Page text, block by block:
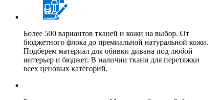
Более 500 вариантов тканей и кожи на выбор. От
бюджетного флока до премиальной натуральной кожи.
Подберем материал для обивки дивана под любой
интерьер и бюджет. В наличии ткани для перетяжки
всех ценовых категорий.